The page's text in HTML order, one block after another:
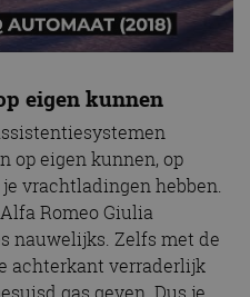
eigen kunnen
op eigen kunnen, op
vrachtladingen hebben.
Romeo Giulia
nauwelijks. Zelfs met de
achterkant verraderlijk
gas geven. Dus je